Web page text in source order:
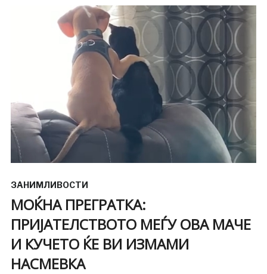
ЗАНИМЛИВОСТИ
МОЌНА ПРЕГРАТКА:
ПРИЈАТЕЛСТВОТО МЕЃУ ОВА МАЧЕ
И КУЧЕТО ЌЕ ВИ ИЗМАМИ
НАСМЕВКА